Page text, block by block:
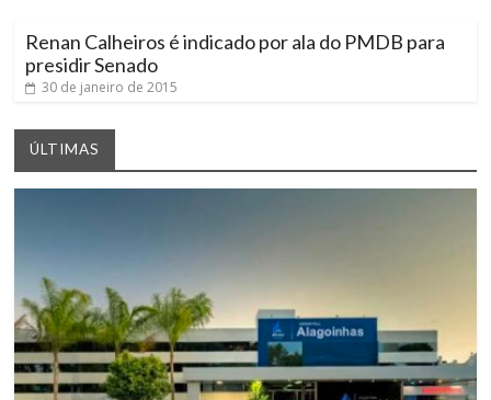
Renan Calheiros é indicado por ala do PMDB para
presidir Senado
30 de janeiro de 2015
ÚLTIMAS